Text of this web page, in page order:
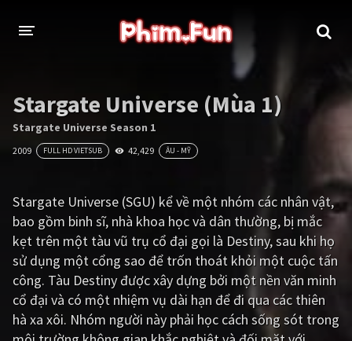
Thần thoại - Cổ trang
Tâm lý Chiến tranh
Kinh dị Tội phạm - Hình sự
Phiêu lưu Hài hước
Viễn tưởng Khoa học - Tài liệu
Hoạt hình Thể thao
Stargate Universe (Mùa 1)
Stargate Universe Season 1
2009 FULL HD VIETSUB 42,429 ÂU - MỸ
Stargate Universe (SGU) kể về một nhóm các nhân vật,
bao gồm binh sĩ, nhà khoa học và dân thường, bị mắc
kẹt trên một tàu vũ trụ cổ đại gọi là Destiny, sau khi họ
sử dụng một cổng sao để trốn thoát khỏi một cuộc tấn
công. Tàu Destiny được xây dựng bởi một nền văn minh
cổ đại và có một nhiệm vụ dài hạn để đi qua các thiên
hà xa xôi. Nhóm người này phải học cách sống sót trong